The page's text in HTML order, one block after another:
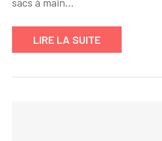
LIRE LA SUITE